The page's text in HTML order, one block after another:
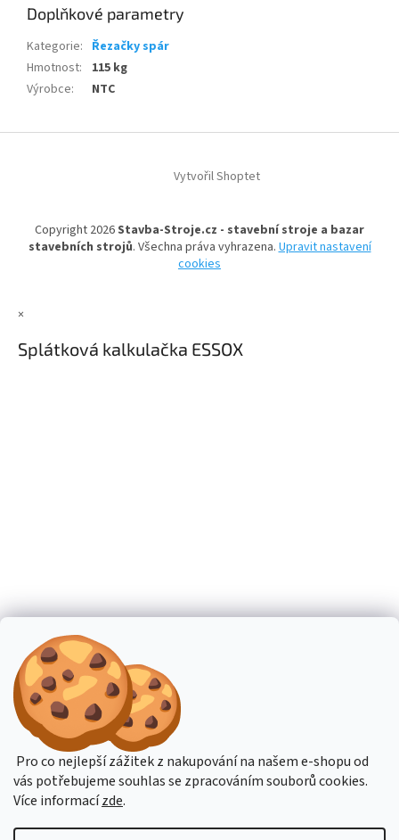
Pro co nejlepší zážitek z nakupování na našem e-shopu od
vás potřebujeme souhlas se zpracováním souborů cookies.
Více informacízde.
Doplňkové parametry
Kategorie: Řezačky spár
Hmotnost:
115 kg
Výrobce: NTC
Vytvořil Shoptet
Copyright 2026Stavba-Stroje.cz - stavební stroje a bazar
stavebních strojů. Všechna práva vyhrazena.Upravit nastavení
cookies
×
Splátková kalkulačka ESSOX